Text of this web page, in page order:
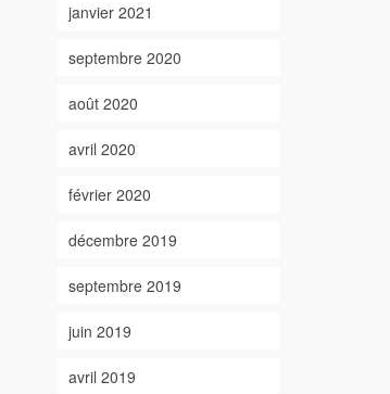
janvier 2021
septembre 2020
août 2020
avril 2020
février 2020
décembre 2019
septembre 2019
juin 2019
avril 2019